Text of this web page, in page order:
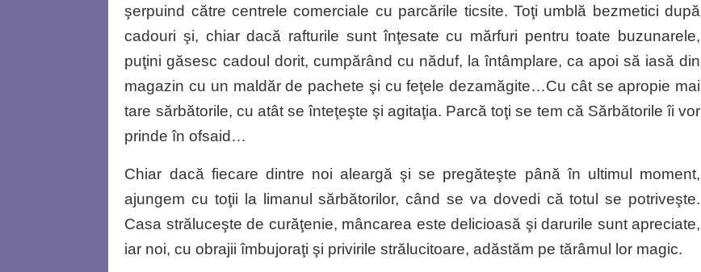
şerpuind către centrele comerciale cu parcările ticsite. Toţi umblă bezmetici după
cadouri şi, chiar dacă rafturile sunt înţesate cu mărfuri pentru toate buzunarele,
puţini găsesc cadoul dorit, cumpărând cu năduf, la întâmplare, ca apoi să iasă din
magazin cu un maldăr de pachete şi cu feţele dezamăgite…Cu cât se apropie mai
tare sărbătorile, cu atât se înteţeşte şi agitaţia. Parcă toţi se tem că Sărbătorile îi vor
prinde în ofsaid…
Chiar dacă fiecare dintre noi aleargă şi se pregăteşte până în ultimul moment,
ajungem cu toţii la limanul sărbătorilor, când se va dovedi că totul se potriveşte.
Casa străluceşte de curăţenie, mâncarea este delicioasă şi darurile sunt apreciate,
iar noi, cu obrajii îmbujoraţi şi privirile strălucitoare, adăstăm pe tărâmul lor magic.